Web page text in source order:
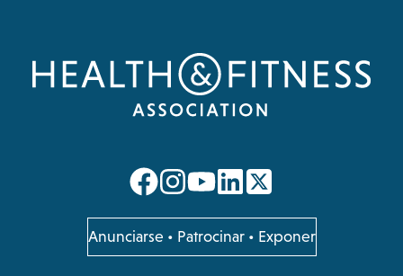
opens
a
new
opens
a
new
opens
a
new
opens
a
new
Anunciarseopens
in
• Patrocinar• Exponer